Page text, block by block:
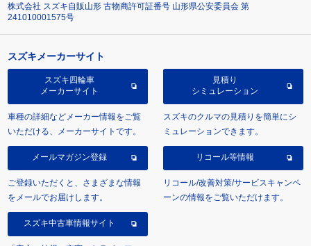
株式会社 スズキ自販山形 古物商許可証番号 山形県公安委員会 第
241010001575号
スズキメーカーサイト
スズキ四輪車
メーカーサイト
車種の詳細などメーカー情報をご覧
いただける、メーカーサイトです。
見積り
シミュレーション
スズキのクルマの見積りを簡単にシ
ミュレーションできます。
メールマガジン登録
ご登録いただくと、さまざまな情報
をメールでお届けします。
リコール等情報
リコール/改善対策/サービスキャンペ
ーンの情報をご覧いただけます。
スズキ中古車情報サイト